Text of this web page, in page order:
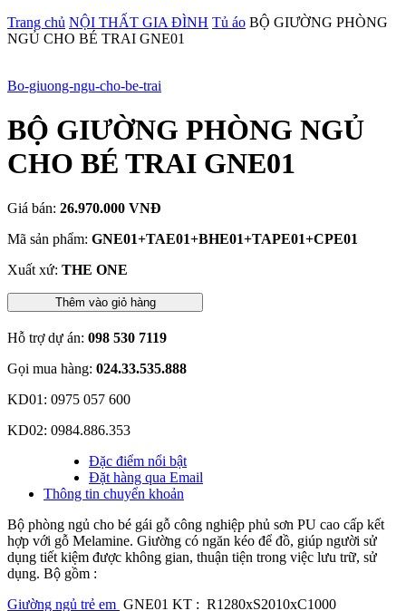
Trang chủ NỘI THẤT GIA ĐÌNH Tủ áo BỘ GIƯỜNG PHÒNG
NGỦ CHO BÉ TRAI GNE01
Bo-giuong-ngu-cho-be-trai
BỘ GIƯỜNG PHÒNG NGỦ
CHO BÉ TRAI GNE01
Giá bán: 26.970.000 VNĐ
Mã sản phẩm: GNE01+TAE01+BHE01+TAPE01+CPE01
Xuất xứ: THE ONE
Thêm vào giỏ hàng
Hỗ trợ dự án: 098 530 7119
Gọi mua hàng: 024.33.535.888
KD01: 0975 057 600
KD02: 0984.886.353
Đặc điểm nổi bật
Đặt hàng qua Email
Thông tin chuyển khoản
Bộ phòng ngủ cho bé gái gỗ công nghiệp phủ sơn PU cao cấp kết
hợp với gỗ Melamine. Giường có ngăn kéo để đồ, giúp người sử
dụng tiết kiệm được không gian, thuận tiện trong việc lưu trữ, sử
dụng. Bộ gồm :
Giường ngủ trẻ em GNE01 KT : R1280xS2010xC1000